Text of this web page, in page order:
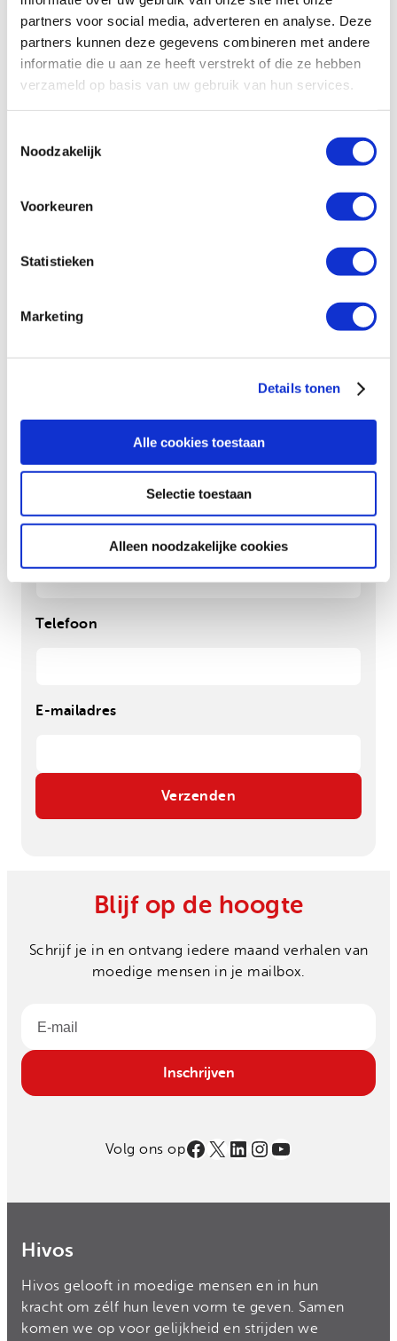
partners voor social media, adverteren en analyse. Deze
partners kunnen deze gegevens combineren met andere
informatie die u aan ze heeft verstrekt of die ze hebben
verzameld op basis van uw gebruik van hun services.
Noodzakelijk
Voorkeuren
Statistieken
Marketing
Details tonen
Alle cookies toestaan
Selectie toestaan
Alleen noodzakelijke cookies
Via onderstaand formulier kun je vrijblijvend de
brochure over een fonds op naam bij Hivos
aanvragen.
Brochure Fonds op Naam
Naam *
Anders
Adres *
Telefoon
E-mailadres
Blijf op de hoogte
Schrijf je in en ontvang iedere maand verhalen van
moedige mensen in je mailbox.
Email
Inschrijven
Volg ons opFacebook
X LinkedIn
Instagram
YouTube
Hivos
Hivos gelooft in moedige mensen en in hun
kracht om zélf hun leven vorm te geven. Samen
komen we op voor gelijkheid en strijden we